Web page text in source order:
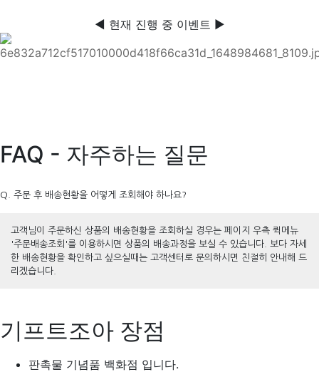
◀ 현재 진행 중 이벤트 ▶
FAQ - 자주하는 질문
Q. 주문 후 배송현황을 어떻게 조회해야 하나요?
고객님이 주문하신 상품의 배송현황을 조회하실 경우는 페이지 우측 퀵메뉴
'주문배송조회'를 이용하시면 상품의 배송과정을 보실 수 있습니다. 보다 자세
한 배송현황을 확인하고 싶으실때는 고객센터로 문의하시면 친절히 안내해 드
리겠습니다.
기프트조아 장점
판촉물 기념품 백화점 입니다.